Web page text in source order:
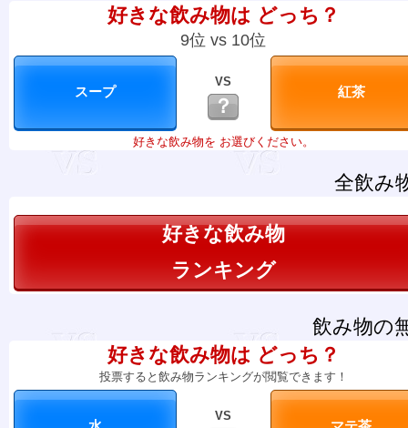
好きな飲み物は どっち？
9位 vs 10位
VS
？
好きな飲み物を お選びください。
全飲み
好きな飲み物
ランキング
飲み物の
好きな飲み物は どっち？
投票すると飲み物ランキングが閲覧できます！
VS